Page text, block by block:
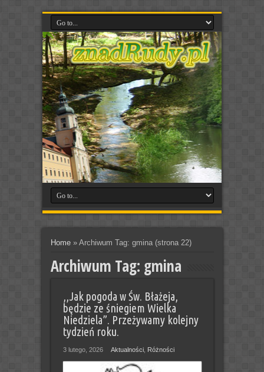
Home» Archiwum Tag: gmina(strona 22)
Archiwum Tag: gmina
,,Jak pogoda w Św. Błażeja,
będzie ze śniegiem Wielka
Niedziela”. Przeżywamy kolejny
tydzień roku.
3 lutego, 2026 Aktualności, Różności